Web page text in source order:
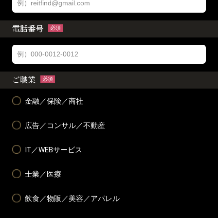
電話番号 必須
ご職業 必須
金融／保険／商社
広告／コンサル／不動産
IT／WEBサービス
士業／医療
飲食／物販／美容／アパレル